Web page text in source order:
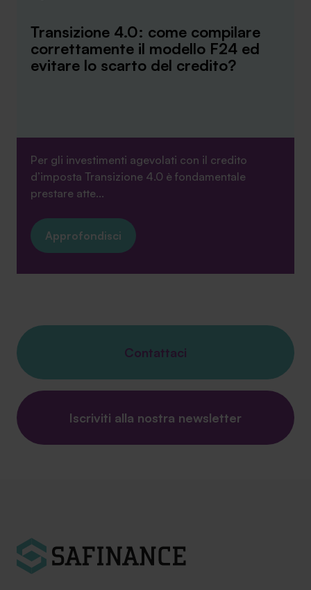
Transizione 4.0: come compilare
correttamente il modello F24 ed
evitare lo scarto del credito?
Per gli investimenti agevolati con il credito
d’imposta Transizione 4.0 è fondamentale
prestare atte...
Approfondisci
Contattaci
Iscriviti alla nostra newsletter